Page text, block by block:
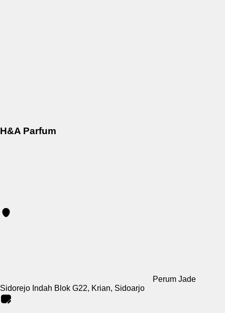
H&A Parfum
Perum Jade
Sidorejo Indah Blok G22, Krian, Sidoarjo